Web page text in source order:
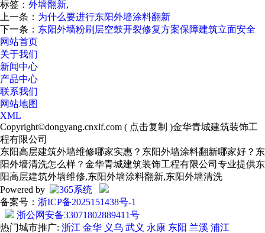
标签： 外墙翻新,
上一条： 为什么要进行东阳外墙涂料翻新
下一条： 东阳外墙粉刷层空鼓开裂修复方案保障建筑立面安全
网站首页
关于我们
新闻中心
产品中心
联系我们
网站地图
XML
Copyright©dongyang.cnxlf.com ( 点击复制 )金华青城建筑装饰工
程有限公司
东阳高层建筑外墙维修哪家实惠？东阳外墙涂料翻新哪家好？东
阳外墙清洗怎么样？金华青城建筑装饰工程有限公司专业提供东
阳高层建筑外墙维修,东阳外墙涂料翻新,东阳外墙清洗
Powered by
备案号： 浙ICP备2025151438号-1
浙公网安备33071802889411号
热门城市推广: 浙江 金华 义乌 武义 永康 东阳 兰溪 浦江